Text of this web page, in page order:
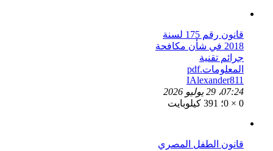
قانون رقم 175 لسنة
2018 في شأن مكافحة
جرائم تقنية
المعلومات.pdf
IAlexander811
07:24، 29 يوليو 2026
0 × 0؛ 391 كيلوبايت
قانون الطفل المصري